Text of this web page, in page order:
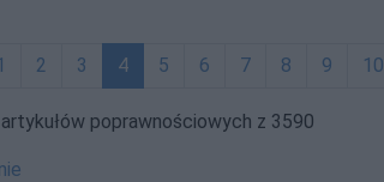
2 3 4 5 6 7 8 9 10
poprawnościowych z 3590